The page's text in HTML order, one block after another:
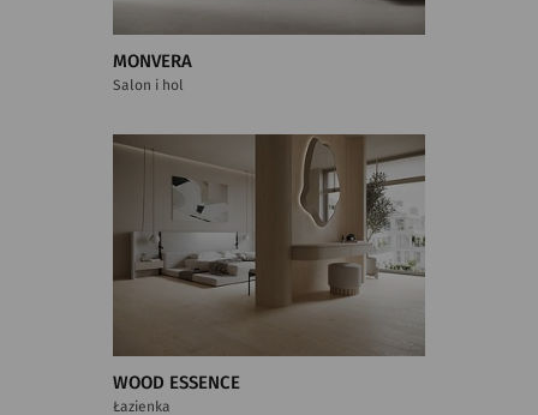
MONVERA
Salon i hol
WOOD ESSENCE
Łazienka